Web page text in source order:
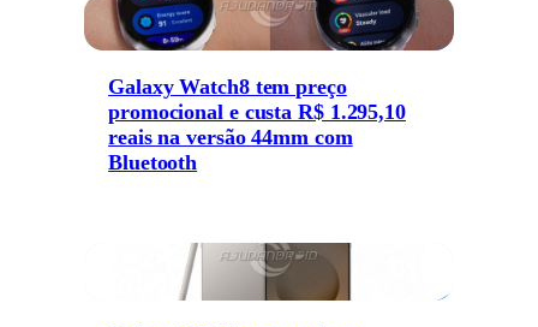
Galaxy Watch8 tem preço
promocional e custa R$ 1.295,10
reais na versão 44mm com
Bluetooth